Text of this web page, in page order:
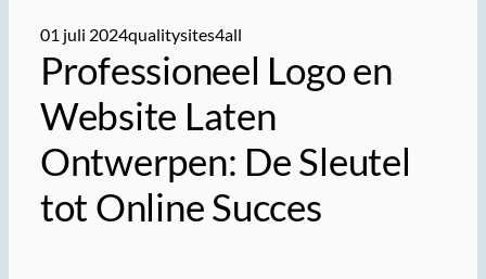
01 juli 2024qualitysites4all
Professioneel Logo en
Website Laten
Ontwerpen: De Sleutel
tot Online Succes